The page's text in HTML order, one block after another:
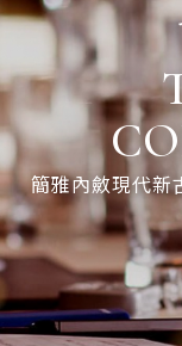
簡雅內斂現代新